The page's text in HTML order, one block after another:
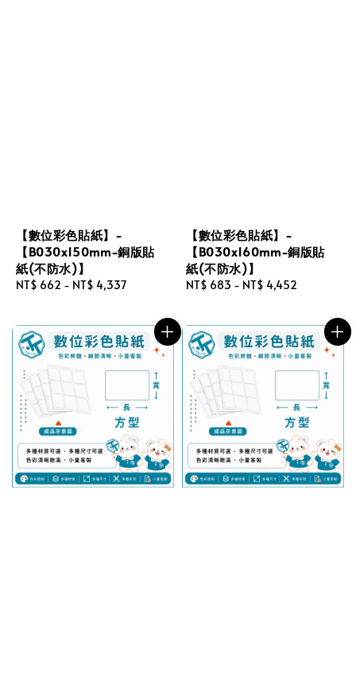
【數位彩色貼紙】-
【B030x150mm-銅版貼
紙(不防水)】
Regular
NT$ 662 - NT$ 4,337
【數位彩色貼紙】-
【B030x160mm-銅版貼
紙(不防水)】
Regular
NT$ 683 - NT$ 4,452